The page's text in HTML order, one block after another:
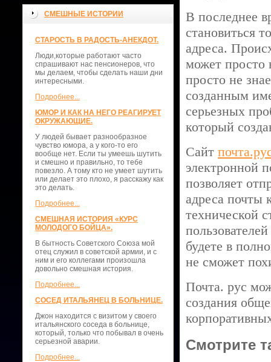
СМЕШНЫЕ ИСТОРИИ
СТАРОСТЬ В РАДОСТЬ-АНЕКДОТ.
Люди,которые работают часто
спрашивают нас пенсионеров, что
мы делаем, чтобы сделать наши дни
интересными.
Подробнее...
ЮМОР И КАК НА НЕГО РЕАГИРУЕТ
ОКРУЖАЮЩИЕ.
У людей бывает разнообразное
чувство юмора, а у кого-то его
вообще нет. Если ты умеешь шутить
и смешно и правильно, то тебе
повезло. А тому кто не умеет шутить
или делает это плохо, я расскажу как
это делать.
Подробнее...
СМЕШНАЯ ИСТОРИЯ «КУРС
МОЛОДОГО БОЙЦА».
В бытность Советского Союза мой
отец служил в советской армии, и с
ним и его коллегами произошла
довольно смешная история.
Подробнее...
СОСЕД ИТАЛЬЯНЕЦ В БОЛЬНИЦЕ.
Джон находится с визитом у своего
итальянского соседа в больнице,
который, только что побывал в очень
серьезной аварии.
Подробнее...
В последнее
становиться
адреса.
может просто
просто не
созданным
серьезных
который
Сайт
электронной
позволяет
адреса почты
технической
будете в
не сможет
Почта. рус
создания
Смотрите